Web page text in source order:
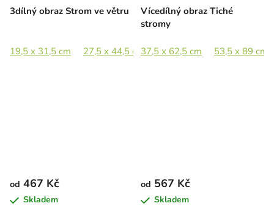
3dílný obraz Strom ve větru
19,5 x 31,5 cm 27,5 x 44,5 cm 40 x 65 cm 55 x 89 cm
Vícedílný obraz Tiché
stromy
37,5 x 62,5 cm 53,5 x 89 cm
od 467 Kč
Skladem
od 567 Kč
Skladem